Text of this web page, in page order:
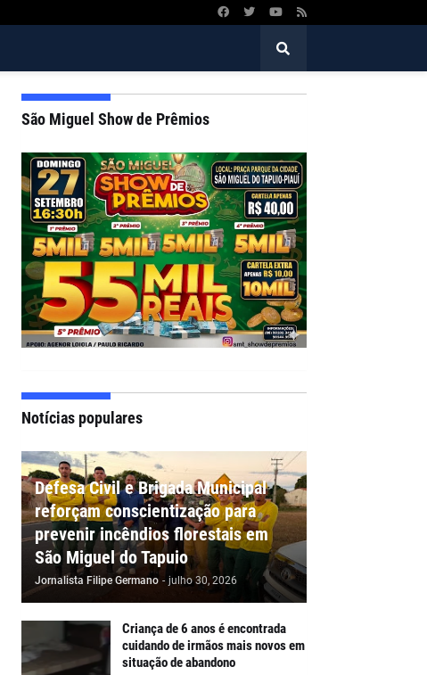
São Miguel Show de Prêmios
Notícias populares
Defesa Civil e Brigada Municipal
reforçam conscientização para
prevenir incêndios florestais em
São Miguel do Tapuio
Jornalista Filipe Germano - julho 30, 2026
Criança de 6 anos é encontrada
cuidando de irmãos mais novos em
situação de abandono